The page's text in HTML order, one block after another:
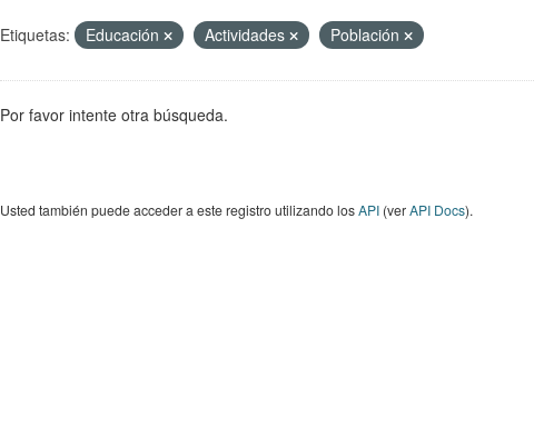
Etiquetas: Educación Actividades Población
Por favor intente otra búsqueda.
Usted también puede acceder a este registro utilizando losAPI(verAPI Docs).